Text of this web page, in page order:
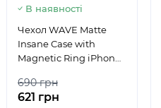
В наявності
Чехол WAVE Matte
Insane Case with
Magnetic Ring iPhone
690 грн
621 грн